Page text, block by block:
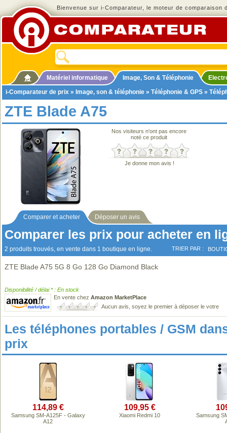
Bienvenue sur i-Comparateur, le moteur de comparaison
Matériel informatique Image, Son & Téléphonie
i-Comparateur de prix » Image, son & téléphonie » Téléphonie & GPS »
ZTE Blade A75
Nos visiteurs n'ont pas encore
noté ce produit
Je donne mon avis !
Comparer et acheter Déposer un avis
Comparer les prix pour acheter en
2 produits trouvés, en vente dans 1 boutique en ligne. TRIER PAR :
ZTE Blade A75 5G 8 Go 128 Go Diamond Black
Disponibilité / délai * : En stock
En vente chez Amazon MarketPlace
Aucun avis, soyez le premier à déposer le votre
Les téléphones portables / GSM
prix
114,89 €
Samsung SM-A125F - Galaxy
A12
109,95 €
Xiaomi Redmi 10
Samsung